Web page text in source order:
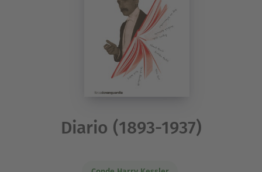
Diario (1893-1937)